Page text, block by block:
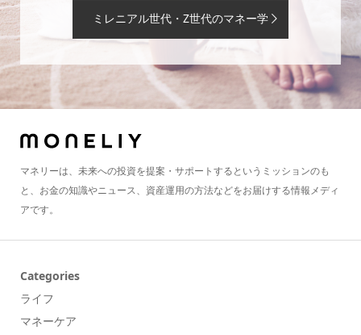
ミレニアル世代・Z世代のマネー学
マネリーは、未来への投資を提案・サポートするというミッションのも
と、お金の知識やニュース、資産運用の方法などをお届けする情報メディ
アです。
Categories
ライフ
マネーケア